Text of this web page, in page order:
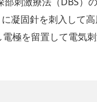
凝固針を刺入して
極を留置して電気